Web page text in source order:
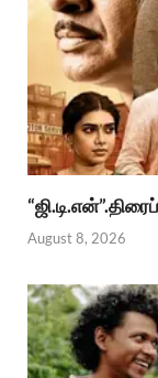
August 8, 2026